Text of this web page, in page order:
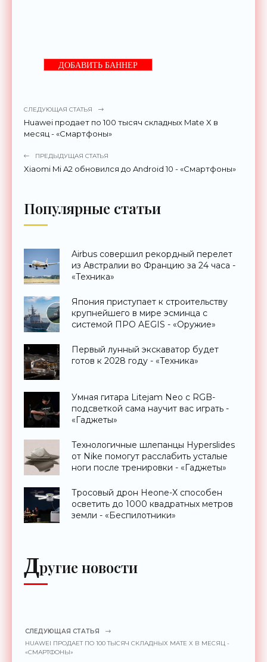
ДОБАВИТЬ БАННЕР
СЛЕДУЮЩАЯ СТАТЬЯ
Huawei продает по 100 тысяч складных Mate X в
месяц - «Смартфоны»
ПРЕДЫДУЩАЯ СТАТЬЯ
Xiaomi Mi A2 обновился до Android 10 - «Смартфоны»
Популярные статьи
Airbus совершил рекордный перелет
из Австралии во Францию за 24 часа -
«Техника»
Япония приступает к строительству
крупнейшего в мире эсминца с
системой ПРО AEGIS - «Оружие»
Первый лунный экскаватор будет
готов к 2028 году - «Техника»
Умная гитара Litejam Neo с RGB-
подсветкой сама научит вас играть -
«Гаджеты»
Технологичные шлепанцы Hyperslides
от Nike помогут расслабить усталые
ноги после тренировки - «Гаджеты»
Тросовый дрон Heone-X способен
осветить до 1000 квадратных метров
земли - «Беспилотники»
Другие новости
СЛЕДУЮЩАЯ СТАТЬЯ
HUAWEI ПРОДАЕТ ПО 100 ТЫСЯЧ СКЛАДНЫХ MATE X В МЕСЯЦ -
«СМАРТФОНЫ»